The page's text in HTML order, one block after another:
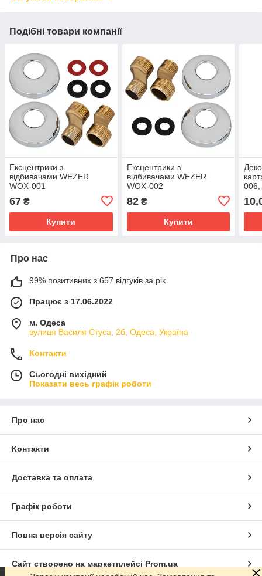
Подібні товари компанії
Ексцентрики з
відбивачами WEZER
WOX-001
67 ₴
Купити
Ексцентрики з
відбивачами WEZER
WOX-002
82₴
Купити
Про нас
99% позитивних з 657 відгуків за рік
Працює з 17.06.2022
м. Одеса
вулиця Василя Стуса, 2б, Одеса, Україна
Контакти
Сьогодні вихідний
Показати весь графік роботи
Про нас
Контакти
Доставка та оплата
Графік роботи
Повна версія сайту
Сайт створено на маркетплейсі Prom.ua